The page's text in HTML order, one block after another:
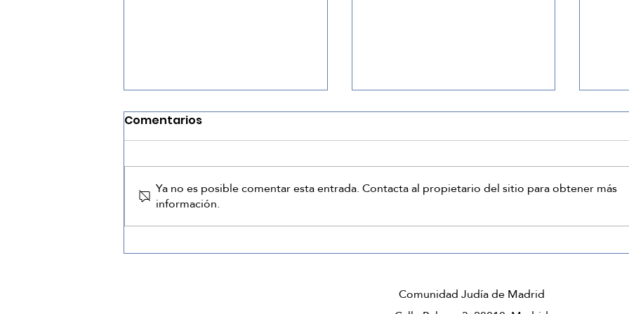
Concierto `A través del
tiempo´
Comentarios
Ya no es posible comentar esta entrada. Contacta al propietario del sitio para obtener más
información.
Comunidad Judía de Madrid